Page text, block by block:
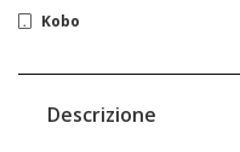
Kobo
Descrizione